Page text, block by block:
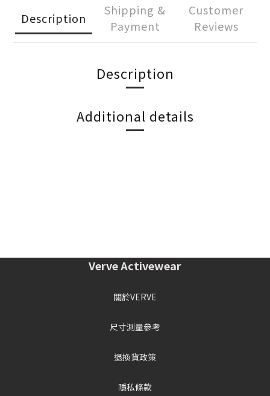
Description
Shipping &
Payment
Customer
Reviews
Description
Additional details
Verve Activewear
關於VERVE
尺寸測量參考
退換貨政策
隱私條款